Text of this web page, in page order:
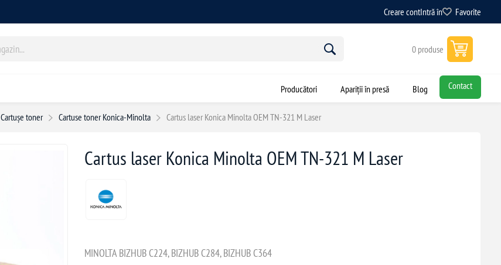
Creare contIntră în Favorite
0 produse
Producători Apariții în presă Blog Contact
Cartușe toner Cartuse toner Konica-Minolta Cartus laser Konica Minolta OEM TN-321 M Laser
Cartus laser Konica Minolta OEM TN-321 M Laser
MINOLTA BIZHUB C224, BIZHUB C284, BIZHUB C364